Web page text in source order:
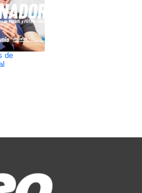
de